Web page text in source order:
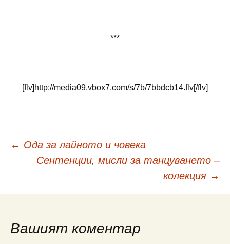
***
[flv]http://media09.vbox7.com/s/7b/7bbdcb14.flv[/flv]
Навигация
в
публикациите
← Ода за лайното и човека
Сентенции, мисли за танцуването –
колекция →
Вашият коментар